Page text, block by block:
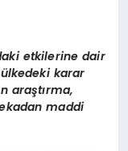
etkilerine dair
karar
araştırma,
maddi